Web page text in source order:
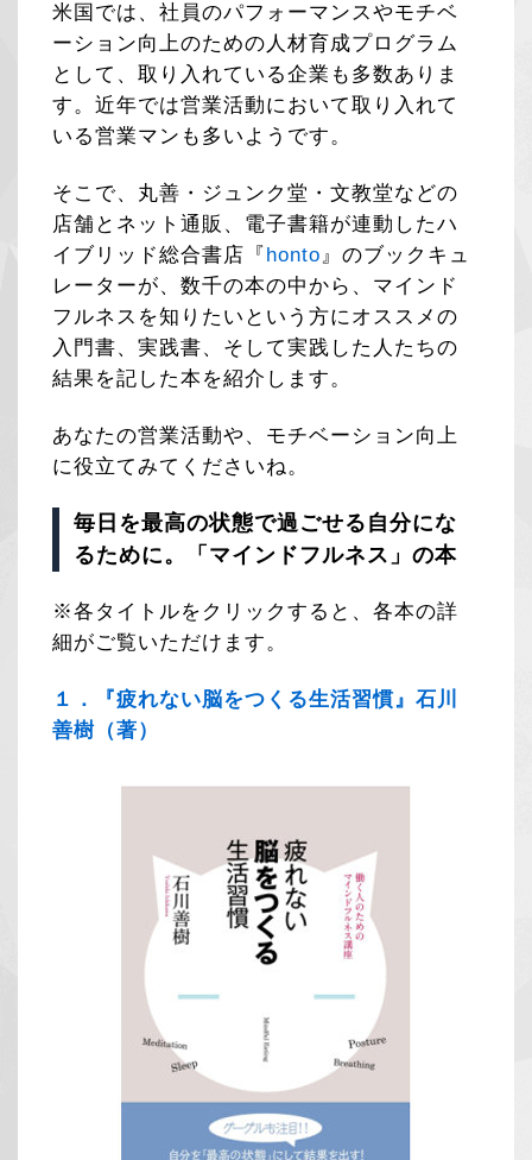
米国では、社員のパフォーマンスやモチベ
ーション向上のための人材育成プログラム
として、取り入れている企業も多数ありま
す。近年では営業活動において取り入れて
いる営業マンも多いようです。
そこで、丸善・ジュンク堂・文教堂などの
店舗とネット通販、電子書籍が連動したハ
イブリッド総合書店『honto』のブックキュ
レーターが、数千の本の中から、マインド
フルネスを知りたいという方にオススメの
入門書、実践書、そして実践した人たちの
結果を記した本を紹介します。
あなたの営業活動や、モチベーション向上
に役立てみてくださいね。
毎日を最高の状態で過ごせる自分にな
るために。「マインドフルネス」の本
※各タイトルをクリックすると、各本の詳
細がご覧いただけます。
１．『疲れない脳をつくる生活習慣』石川
善樹（著）